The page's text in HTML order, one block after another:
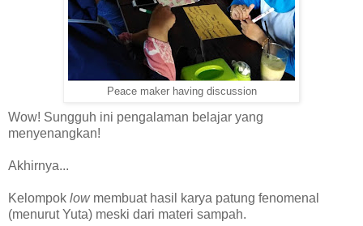
Peace maker having discussion
Wow! Sungguh ini pengalaman belajar yang
menyenangkan!
Akhirnya...
Kelompok lowmembuat hasil karya patung fenomenal
(menurut Yuta) meski dari materi sampah.